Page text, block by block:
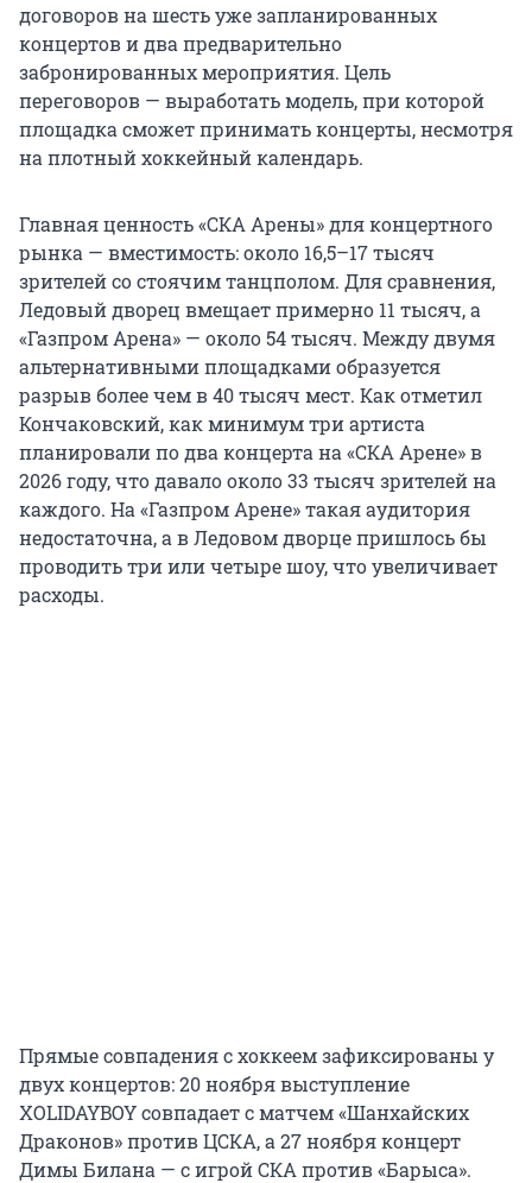
договоров на шесть уже запланированных
концертов и два предварительно
забронированных мероприятия. Цель
переговоров — выработать модель, при которой
площадка сможет принимать концерты, несмотря
на плотный хоккейный календарь.
Главная ценность «СКА Арены» для концертного
рынка — вместимость: около 16,5–17 тысяч
зрителей со стоячим танцполом. Для сравнения,
Ледовый дворец вмещает примерно 11 тысяч, а
«Газпром Арена» — около 54 тысяч. Между двумя
альтернативными площадками образуется
разрыв более чем в 40 тысяч мест. Как отметил
Кончаковский, как минимум три артиста
планировали по два концерта на «СКА Арене» в
2026 году, что давало около 33 тысяч зрителей на
каждого. На «Газпром Арене» такая аудитория
недостаточна, а в Ледовом дворце пришлось бы
проводить три или четыре шоу, что увеличивает
расходы.
Прямые совпадения с хоккеем зафиксированы у
двух концертов: 20 ноября выступление
XOLIDAYBOY совпадает с матчем «Шанхайских
Драконов» против ЦСКА, а 27 ноября концерт
Димы Билана — с игрой СКА против «Барыса».